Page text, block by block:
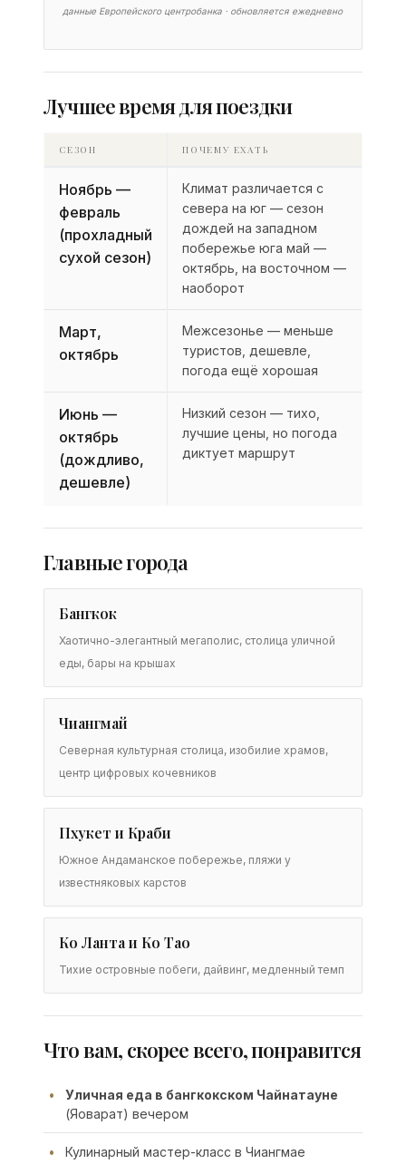
данные Европейского центробанка · обновляется ежедневно
Лучшее время для поездки
СЕЗОН ПОЧЕМУ ЕХАТЬ
Ноябрь —
февраль
(прохладный
сухой сезон)
Климат различается с
севера на юг — сезон
дождей на западном
побережье юга май —
октябрь, на восточном —
наоборот
Март,
октябрь
Межсезонье — меньше
туристов, дешевле,
погода ещё хорошая
Июнь —
октябрь
(дождливо,
дешевле)
Низкий сезон — тихо,
лучшие цены, но погода
диктует маршрут
Главные города
Бангкок
Хаотично-элегантный мегаполис, столица уличной
еды, бары на крышах
Чиангмай
Северная культурная столица, изобилие храмов,
центр цифровых кочевников
Пхукет и Краби
Южное Андаманское побережье, пляжи у
известняковых карстов
Ко Ланта и Ко Тао
Тихие островные побеги, дайвинг, медленный темп
Что вам, скорее всего, понравится
Уличная еда в бангкокском Чайнатауне
(Яоварат) вечером
Кулинарный мастер-класс в Чиангмае